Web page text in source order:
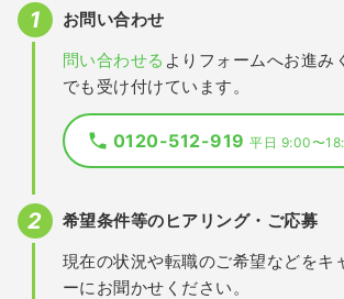
お問い合わせ
問い合わせる よりフォームへお進み
でも受け付けています。
0120-512-919平日 9:00〜
希望条件等のヒアリング・ご応募
現在の状況や転職のご希望などをキ
ーにお聞かせください。